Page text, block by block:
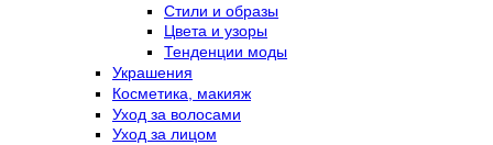
Стили и образы
Цвета и узоры
Тенденции моды
Украшения
Косметика, макияж
Уход за волосами
Уход за лицом